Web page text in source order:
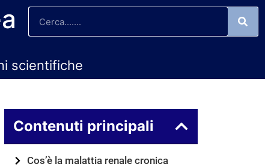
scientifiche
Contenuti principali
Cos’è la malattia renale cronica